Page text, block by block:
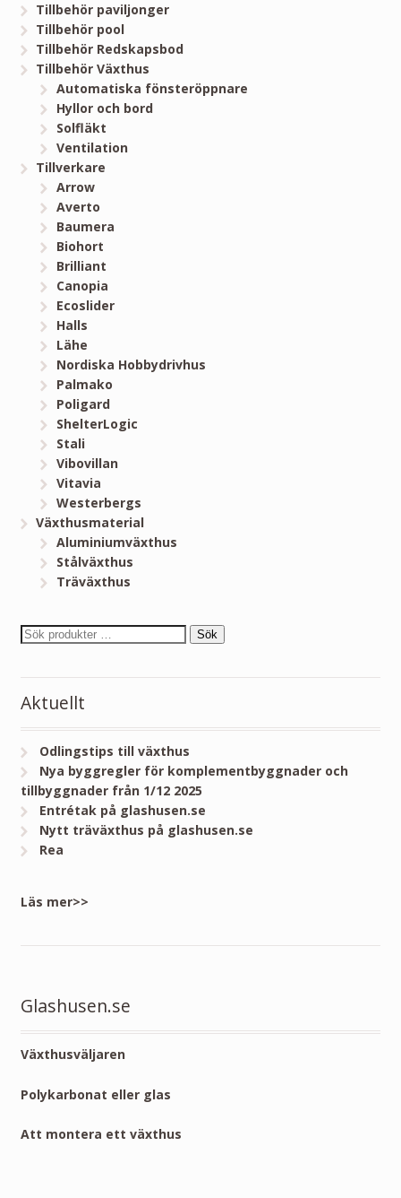
Tillbehör paviljonger
Tillbehör pool
Tillbehör Redskapsbod
Tillbehör Växthus
Automatiska fönsteröppnare
Hyllor och bord
Solfläkt
Ventilation
Tillverkare
Arrow
Averto
Baumera
Biohort
Brilliant
Canopia
Ecoslider
Halls
Lähe
Nordiska Hobbydrivhus
Palmako
Poligard
ShelterLogic
Stali
Vibovillan
Vitavia
Westerbergs
Växthusmaterial
Aluminiumväxthus
Stålväxthus
Träväxthus
Sök
Aktuellt
Odlingstips till växthus
Nya byggregler för komplementbyggnader och
tillbyggnader från 1/12 2025
Entrétak på glashusen.se
Nytt träväxthus på glashusen.se
Rea
Läs mer>>
Glashusen.se
Växthusväljaren
Polykarbonat eller glas
Att montera ett växthus